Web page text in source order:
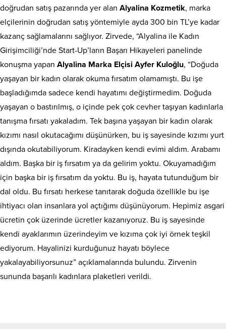
doğrudan satış pazarında yer alan Alyalina Kozmetik, marka
elçilerinin doğrudan satış yöntemiyle ayda 300 bin TL’ye kadar
kazanç sağlamalarını sağlıyor. Zirvede, “Alyalina ile Kadın
Girişimciliği’nde Start-Up’ların Başarı Hikayeleri panelinde
konuşma yapan Alyalina Marka Elçisi Ayfer Kuloğlu, “Doğuda
yaşayan bir kadın olarak okuma fırsatım olamamıştı. Bu işe
başladığımda sadece kendi hayatımı değiştirmedim. Doğuda
yaşayan o bastırılmış, o içinde pek çok cevher taşıyan kadınlarla
tanışma fırsatı yakaladım. Tek başına yaşayan bir kadın olarak
kızımı nasıl okutacağımı düşünürken, bu iş sayesinde kızımı yurt
dışında okutabiliyorum. Kiradayken kendi evimi aldım. Arabamı
aldım. Başka bir iş fırsatım ya da gelirim yoktu. Okuyamadığım
için başka bir iş fırsatım da yoktu. Bu iş, hayata tutunduğum bir
dal oldu. Bu fırsatı herkese tanıtarak doğuda özellikle bu işe
ihtiyacı olan insanlara yol açtığımı düşünüyorum. Hepimiz asgari
ücretin çok üzerinde ücretler kazanıyoruz. Bu iş sayesinde
kendi ayaklarımın üzerindeyim ve kızıma çok iyi örnek teşkil
ediyorum. Hayalinizi kurduğunuz hayatı böylece
yakalayabiliyorsunuz” açıklamalarında bulundu. Zirvenin
sununda başarılı kadınlara plaketleri verildi.